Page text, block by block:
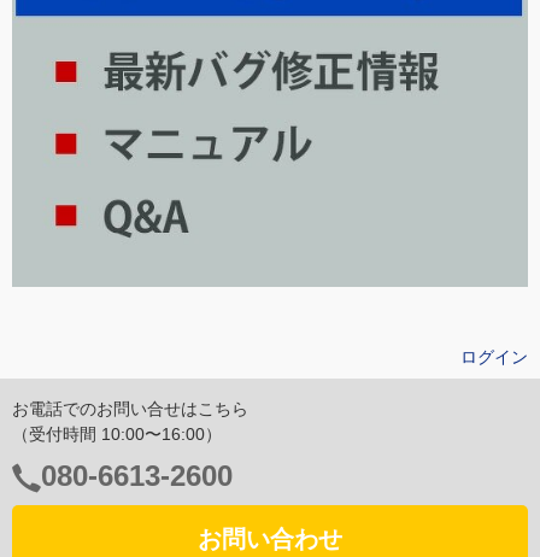
ログイン
お電話でのお問い合せはこちら
（受付時間 10:00〜16:00）
電
話
080-6613-2600
お問い合わせ